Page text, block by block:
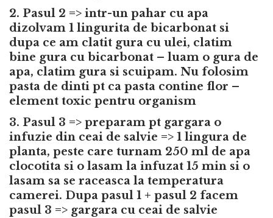
2. Pasul 2 => intr-un pahar cu apa
dizolvam 1 lingurita de bicarbonat si
dupa ce am clatit gura cu ulei, clatim
bine gura cu bicarbonat – luam o gura de
apa, clatim gura si scuipam. Nu folosim
pasta de dinti pt ca pasta contine flor –
element toxic pentru organism
3. Pasul 3 => preparam pt gargara o
infuzie din ceai de salvie => 1 lingura de
planta, peste care turnam 250 ml de apa
clocotita si o lasam la infuzat 15 min si o
lasam sa se raceasca la temperatura
camerei. Dupa pasul 1 + pasul 2 facem
pasul 3 => gargara cu ceai de salvie